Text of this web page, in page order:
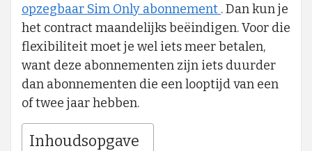
opzegbaar Sim Only abonnement . Dan kun je
het contract maandelijks beëindigen. Voor die
flexibiliteit moet je wel iets meer betalen,
want deze abonnementen zijn iets duurder
dan abonnementen die een looptijd van een
of twee jaar hebben.
Inhoudsopgave